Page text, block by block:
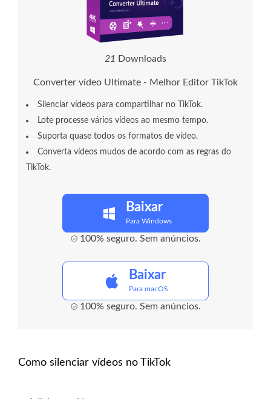
21 Downloads
Converter vídeo Ultimate - Melhor Editor TikTok
Silenciar vídeos para compartilhar no TikTok.
Lote processe vários vídeos ao mesmo tempo.
Suporta quase todos os formatos de vídeo.
Converta vídeos mudos de acordo com as regras do
TikTok.
Baixar
Para Windows
100% seguro. Sem anúncios.
Baixar
Para macOS
100% seguro. Sem anúncios.
Como silenciar vídeos no TikTok